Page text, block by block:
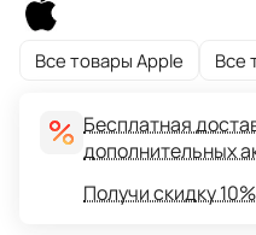
Все товары Apple Все
Бесплатная
дополнительных
Получи скидку